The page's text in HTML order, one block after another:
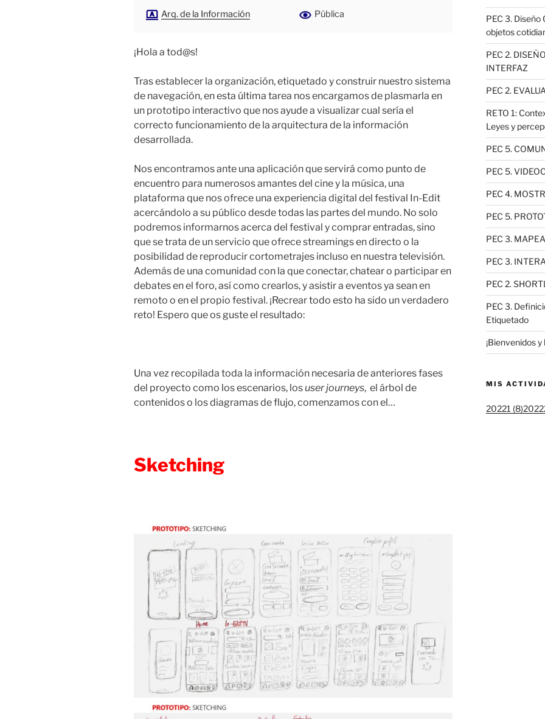
Arq. de la Información Pública
¡Hola a tod@s!
Tras establecer la organización, etiquetado y construir nuestro sistema
de navegación, en esta última tarea nos encargamos de plasmarla en
un prototipo interactivo que nos ayude a visualizar cual sería el
correcto funcionamiento de la arquitectura de la información
desarrollada.
Nos encontramos ante una aplicación que servirá como punto de
encuentro para numerosos amantes del cine y la música, una
plataforma que nos ofrece una experiencia digital del festival In-Edit
acercándolo a su público desde todas las partes del mundo. No solo
podremos informarnos acerca del festival y comprar entradas, sino
que se trata de un servicio que ofrece streamings en directo o la
posibilidad de reproducir cortometrajes incluso en nuestra televisión.
Además de una comunidad con la que conectar, chatear o participar en
debates en el foro, así como crearlos, y asistir a eventos ya sean en
remoto o en el propio festival. ¡Recrear todo esto ha sido un verdadero
reto! Espero que os guste el resultado:
Una vez recopilada toda la información necesaria de anteriores fases
del proyecto como los escenarios, losuser journeys, el árbol de
contenidos o los diagramas de flujo, comenzamos con el…
Sketching
PEC 3. Diseño
objetos
PEC 2.
INTERFAZ
PEC 2.
RETO 1:
Leyes y
PEC 5.
PEC 5.
PEC 4.
PEC 5.
PEC 3.
PEC 3.
PEC 2.
PEC 3.
Etiquetado
¡Bienvenidos
MIS
20221 (8)